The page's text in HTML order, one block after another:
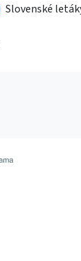
Slovenské